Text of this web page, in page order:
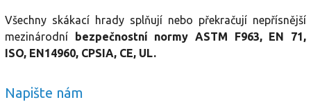
Všechny skákací hrady splňují nebo překračují nepřísnější
mezinárodní bezpečnostní normy ASTM F963, EN 71,
ISO, EN14960, CPSIA, CE, UL.
Napište nám